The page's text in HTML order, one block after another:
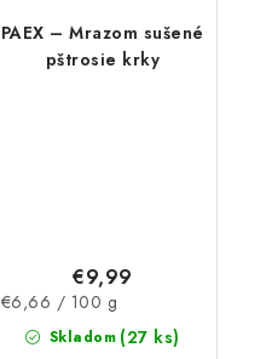
PAEX – Mrazom sušené
pštrosie krky
Skladom (27 ks)
€9,99
Jednotková
cena:
€6,66 / 100 g